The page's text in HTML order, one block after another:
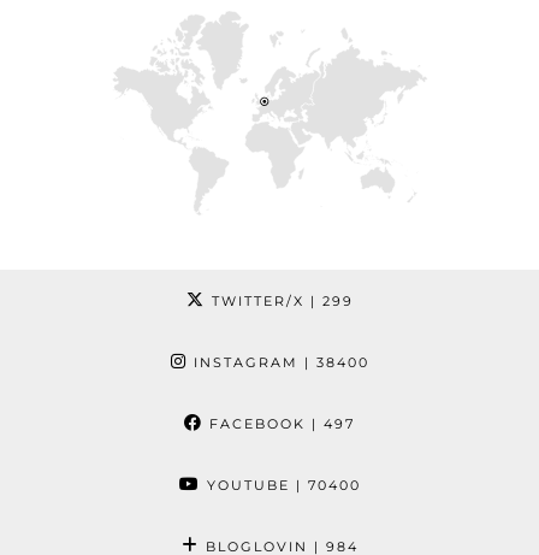
TWITTER/X | 299
INSTAGRAM | 38400
FACEBOOK | 497
YOUTUBE | 70400
BLOGLOVIN | 984